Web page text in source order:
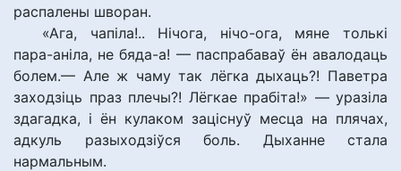
распалены шворан.
«Ага, чапіла!.. Нічога, нічо-ога, мяне толькі
пара-аніла, не бяда-а! — паспрабаваў ён авалодаць
болем.— Але ж чаму так лёгка дыхаць?! Паветра
заходзіць праз плечы?! Лёгкае прабіта!» — уразіла
здагадка, і ён кулаком заціснуў месца на плячах,
адкуль разыходзіўся боль. Дыханне стала
нармальным.